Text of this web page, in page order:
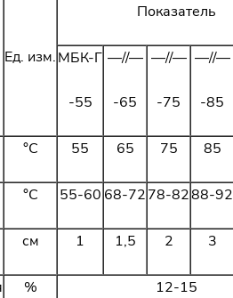
Ед. изм.
Показатель
МБК-Г
-55
—//—
-65
—//—
-75
—//—
-85
°C 55 65 75 85
°C 55-60 68-7278-8288-92
см 1 1,5 2 3
% 12-15